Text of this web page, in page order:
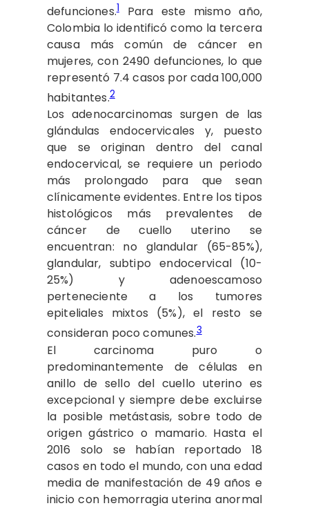
defunciones.1Para este mismo año,
Colombia lo identificó como la tercera
causa más común de cáncer en
mujeres, con 2490 defunciones, lo que
representó 7.4 casos por cada 100,000
habitantes.2
Los adenocarcinomas surgen de las
glándulas endocervicales y, puesto
que se originan dentro del canal
endocervical, se requiere un periodo
más prolongado para que sean
clínicamente evidentes. Entre los tipos
histológicos más prevalentes de
cáncer de cuello uterino se
encuentran: no glandular (65-85%),
glandular, subtipo endocervical (10-
25%) y adenoescamoso
perteneciente a los tumores
epiteliales mixtos (5%), el resto se
consideran poco comunes.3
El carcinoma puro o
predominantemente de células en
anillo de sello del cuello uterino es
excepcional y siempre debe excluirse
la posible metástasis, sobre todo de
origen gástrico o mamario. Hasta el
2016 solo se habían reportado 18
casos en todo el mundo, con una edad
media de manifestación de 49 años e
inicio con hemorragia uterina anormal